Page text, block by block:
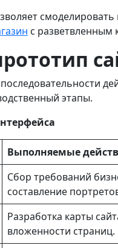
с разветвленным
этапы.
Выполняемые
Сбор требований
составление
Разработка карты
вложенности страниц.